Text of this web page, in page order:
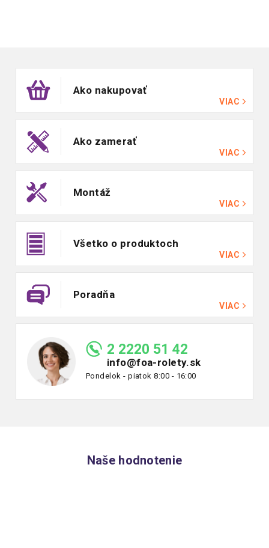
Ako nakupovať
VIAC
Ako zamerať
VIAC
Montáž
VIAC
Všetko o produktoch
VIAC
Poradňa
VIAC
2 2220 51 42
info@foa-rolety.sk
Pondelok - piatok 8:00 - 16:00
Naše hodnotenie